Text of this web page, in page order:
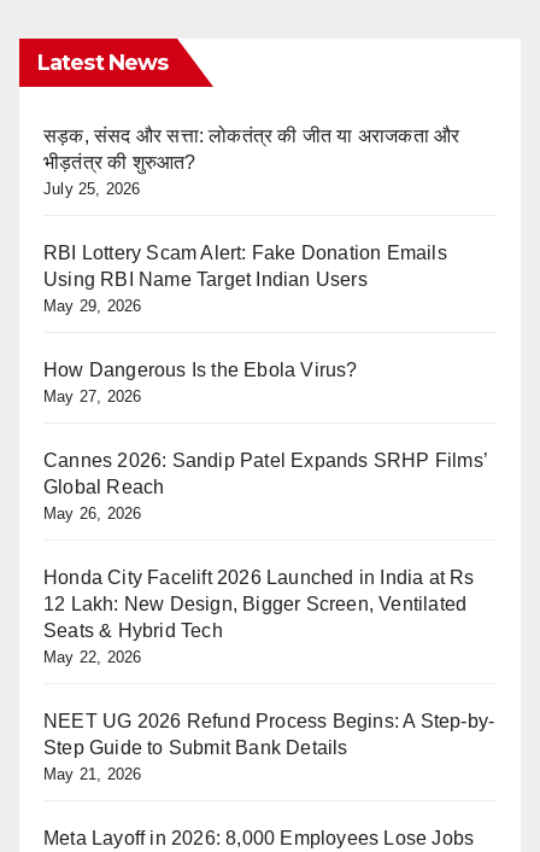
Latest News
सड़क, संसद और सत्ता: लोकतंत्र की जीत या अराजकता और
भीड़तंत्र की शुरुआत?
July 25, 2026
RBI Lottery Scam Alert: Fake Donation Emails
Using RBI Name Target Indian Users
May 29, 2026
How Dangerous Is the Ebola Virus?
May 27, 2026
Cannes 2026: Sandip Patel Expands SRHP Films’
Global Reach
May 26, 2026
Honda City Facelift 2026 Launched in India at Rs
12 Lakh: New Design, Bigger Screen, Ventilated
Seats & Hybrid Tech
May 22, 2026
NEET UG 2026 Refund Process Begins: A Step-by-
Step Guide to Submit Bank Details
May 21, 2026
Meta Layoff in 2026: 8,000 Employees Lose Jobs